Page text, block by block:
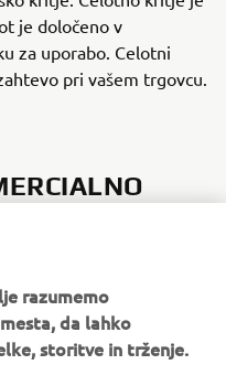
je določeno v
za uporabo. Celotni
pri vašem trgovcu.
razumemo
da lahko
storitve in trženje.